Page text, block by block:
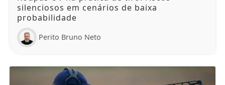
silenciosos em cenários de baixa
probabilidade
Perito Bruno Neto